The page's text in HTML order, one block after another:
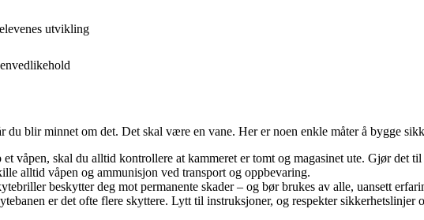
utvikling
du blir minnet om det. Det skal være en vane. Her er noen enkle måter å bygge
et våpen, skal du alltid kontrollere at kammeret er tomt og magasinet ute. Gjør det til
alltid våpen og ammunisjon ved transport og oppbevaring.
beskytter deg mot permanente skader – og bør brukes av alle, uansett
er det ofte flere skyttere. Lytt til instruksjoner, og respekter sikkerhetslinjer